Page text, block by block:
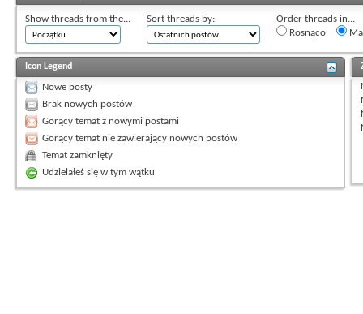
Show threads from the... Sort threads by:
Order threads in...
Rosnąco
Icon Legend
Nowe posty
Brak nowych postów
Gorący temat z nowymi postami
Gorący temat nie zawierający nowych postów
Temat zamknięty
Udzielałeś się w tym wątku